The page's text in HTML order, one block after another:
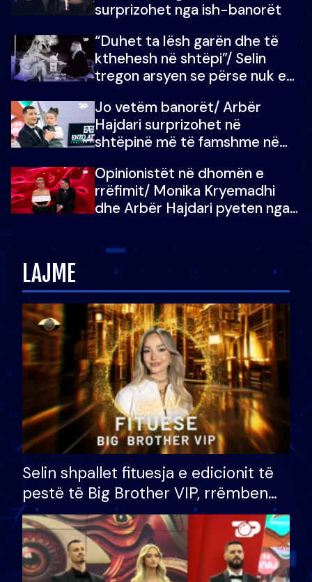
surprizohet nga ish-banorët
“Duhet ta lësh garën dhe të
kthehesh në shtëpi”/ Selin
tregon arsyen se përse nuk e
çoja luftën time deri në fund
Jo vetëm banorët/ Arbër
Hajdari surprizohet në
shtëpinë më të famshme në
vajzën e tij
Opinionistët në dhomën e
rrëfimit/ Monika Kryemadhi
dhe Arbër Hajdari pyeten nga
LAJME
Selin shpallet fituesja e edicionit të
pestë të Big Brother VIP, rrëmben
çmimin e madh prej 100 mijë eurosh